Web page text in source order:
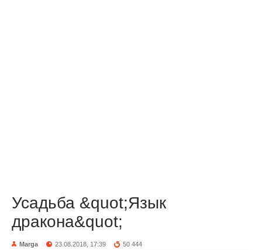
Усадьба &quot;Язык
дракона&quot;
Marga 23.08.2018, 17:39 50 444